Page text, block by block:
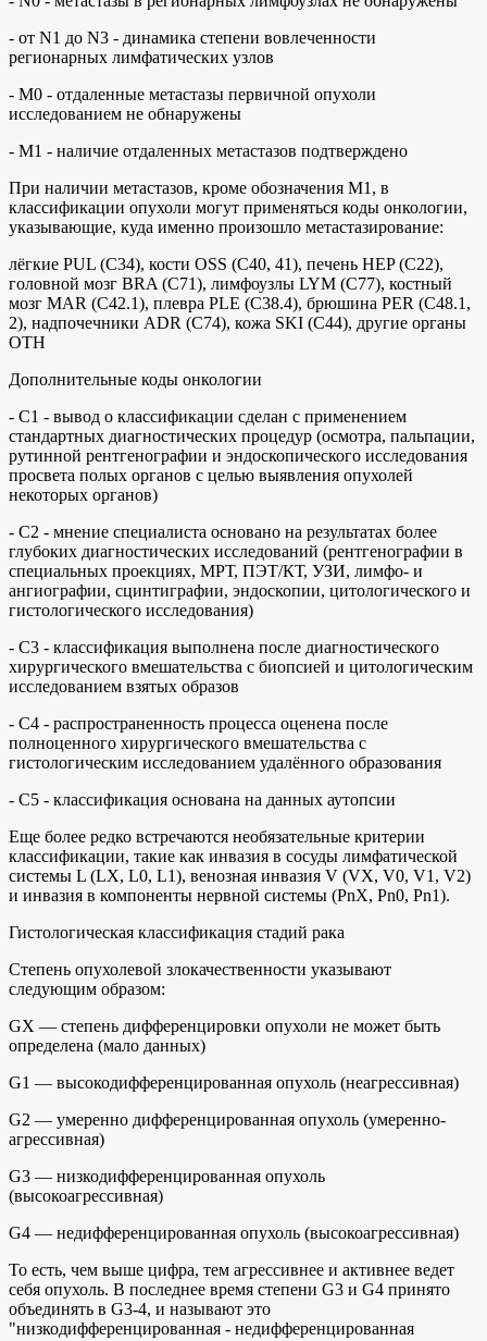
- от N1 до N3 - динамика степени вовлеченности
регионарных лимфатических узлов
- M0 - отдаленные метастазы первичной опухоли
исследованием не обнаружены
- M1 - наличие отдаленных метастазов подтверждено
При наличии метастазов, кроме обозначения М1, в
классификации опухоли могут применяться коды онкологии,
указывающие, куда именно произошло метастазирование:
лёгкие PUL (C34), кости OSS (C40, 41), печень HEP (C22),
головной мозг BRA (C71), лимфоузлы LYM (C77), костный
мозг MAR (C42.1), плевра PLE (C38.4), брюшина PER (C48.1,
2), надпочечники ADR (C74), кожа SKI (C44), другие органы
OTH
Дополнительные коды онкологии
- С1 - вывод о классификации сделан с применением
стандартных диагностических процедур (осмотра, пальпации,
рутинной рентгенографии и эндоскопического исследования
просвета полых органов с целью выявления опухолей
некоторых органов)
- С2 - мнение специалиста основано на результатах более
глубоких диагностических исследований (рентгенографии в
специальных проекциях, МРТ, ПЭТ/КТ, УЗИ, лимфо- и
ангиографии, сцинтиграфии, эндоскопии, цитологического и
гистологического исследования)
- С3 - классификация выполнена после диагностического
хирургического вмешательства с биопсией и цитологическим
исследованием взятых образов
- С4 - распространенность процесса оценена после
полноценного хирургического вмешательства с
гистологическим исследованием удалённого образования
- С5 - классификация основана на данных аутопсии
Еще более редко встречаются необязательные критерии
классификации, такие как инвазия в сосуды лимфатической
системы L (LX, L0, L1), венозная инвазия V (VX, V0, V1, V2)
и инвазия в компоненты нервной системы (PnХ, Pn0, Pn1).
Гистологическая классификация стадий рака
Степень опухолевой злокачественности указывают
следующим образом:
GX — степень дифференцировки опухоли не может быть
определена (мало данных)
G1 — высокодифференцированная опухоль (неагрессивная)
G2 — умеренно дифференцированная опухоль (умеренно-
агрессивная)
G3 — низкодифференцированная опухоль
(высокоагрессивная)
G4 — недифференцированная опухоль (высокоагрессивная)
То есть, чем выше цифра, тем агрессивнее и активнее ведет
себя опухоль. В последнее время степени G3 и G4 принято
объединять в G3-4, и называют это
"низкодифференцированная - недифференцированная